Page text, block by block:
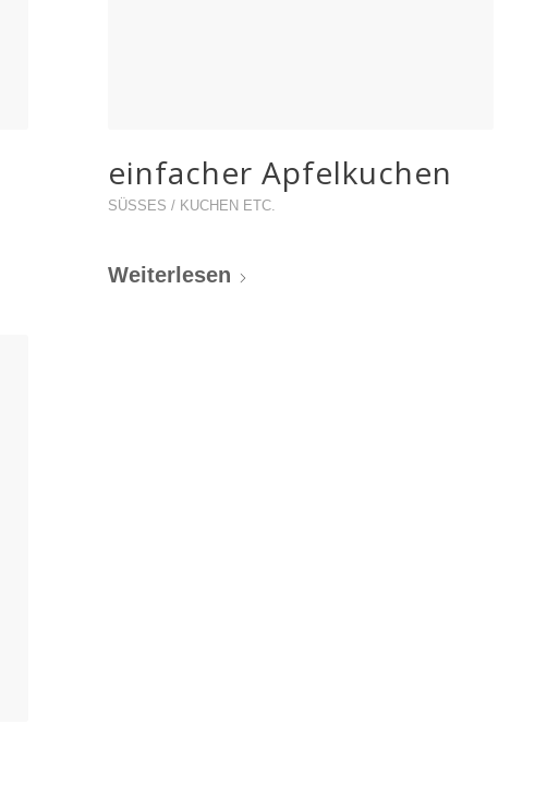
einfacher Apfelkuchen
SÜSSES / KUCHEN ETC.
Weiterlesen